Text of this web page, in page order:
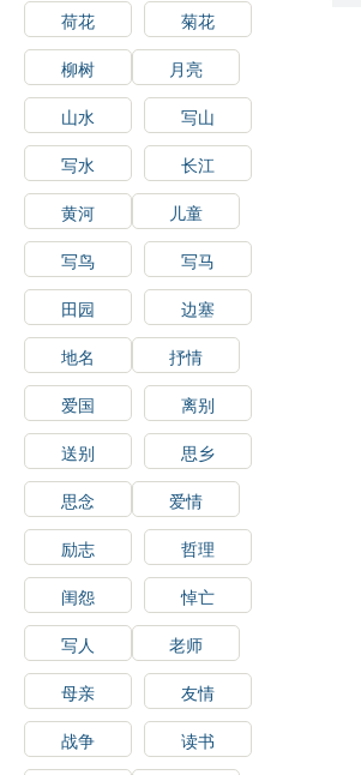
荷花
菊花
柳树
月亮
山水
写山
写水
长江
黄河
儿童
写鸟
写马
田园
边塞
地名
抒情
爱国
离别
送别
思乡
思念
爱情
励志
哲理
闺怨
悼亡
写人
老师
母亲
友情
战争
读书